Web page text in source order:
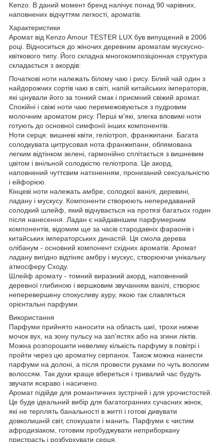
Kenzo. В даний момент бренд налічує понад 90 чарівних,
наповнених відчуттям легкості, ароматів.
Характеристики
Аромат від Kenzo Amour TESTER LUX був випущений в 2006
році. Відноситься до жіночих деревним ароматам мускусно-
квіткового типу. Його складна многокомпозіціонная структура
складається з акордів:
Початкові ноти належать білому чаю і рису. Білий чай один з
найдорожчих сортів чаю в світі, напій китайських імператорів,
які цінували його за тонкий смак і приємний свіжий аромат.
Спокійні і свіжі ноти чаю перемежовуються з пудровим
молочним ароматом рису. Перші м'які, злегка вловимі ноти
готують до основної симфонії інших компонентів.
Ноти серця: вишневі квіти, геліотроп, франжипани. Багата
солодкувата цитрусовая нота франжипани, облямована
легким відтінком зелені, гармонійно сплітається з вишневим
цвітом і внільной солодкістю геліотропа. Це акорд,
наповнений чуттєвим натхненням, пронизаний сексуальністю
і ейфорією.
Кінцеві ноти належать амбре, солодкої ванілі, деревині,
ладану і мускусу. Компоненти створюють непередаваний
солодкий шлейф, який відчувається на протязі багатьох годин
після нанесення. Ладан є найдавнішим парфумерним
компонентів, відомим ще за часів стародавніх фараонів і
китайських імператорських династій. Ця смола дерева
олібанум - основний компонент східних ароматів. Аромат
ладану вигідно відтіняє амбру і мускус, створюючи унікальну
атмосферу Сходу.
Шлейф аромату - томний виразний акорд, наповнений
деревної глибиною і вершковим звучанням ванілі, створює
неперевершену спокусливу ауру, якою так славляться
орієнтальні парфуми.
Використання
Парфуми прийнято наносити на область шиї, трохи нижче
мочок вух, на зону пульсу на зап'ястях або на згини ліктів.
Можна розпорошити невелику кількість парфуму в повітрі і
пройти через цю ароматну серпанок. Також можна нанести
парфуми на долоні, а після провести руками по чуть вологим
волоссям. Так духи краще вбереться і тривалий час будуть
звучати яскраво і насичено.
Аромат підійде для романтичних зустрічей і для урочистостей.
Це буде ідеальний вибір для багатогранних сучасних жінок,
які не терплять банальності в житті і готові дивувати
довколишній світ, спокушати і манить. Парфуми є чистим
афродизіаком, готовим пробуджувати неприборкану
пристрасть і розбурхувати серця.